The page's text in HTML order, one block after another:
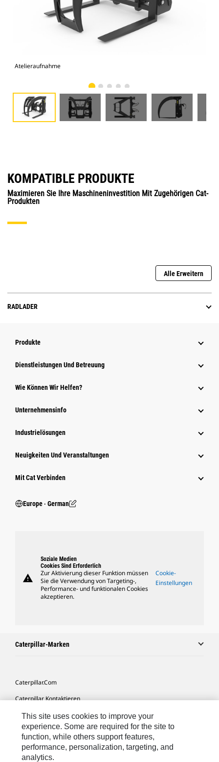
Atelieraufnahme
KOMPATIBLE PRODUKTE
Maximieren Sie Ihre Maschineninvestition Mit Zugehörigen Cat-
Produkten
Alle Erweitern
RADLADER
Produkte
Dienstleistungen Und Betreuung
Wie Können Wir Helfen?
Unternehmensinfo
Industrielösungen
Neuigkeiten Und Veranstaltungen
Mit Cat Verbinden
Europe ‧ German
warning
Soziale Medien
Cookies Sind Erforderlich
Zur Aktivierung dieser Funktion müssen
Sie die Verwendung von Targeting-,
Performance- und funktionalen Cookies
akzeptieren.
Cookie-
Einstellungen
Caterpillar-Marken
Caterpillar.com
Caterpillar Kontaktieren
Meine Marketing-Präferenzen
Seitenübersicht
Cookie Settings
This site uses cookies to improve your
experience. Some are required for the site to
function, while others support features,
performance, personalization, targeting, and
analytics.